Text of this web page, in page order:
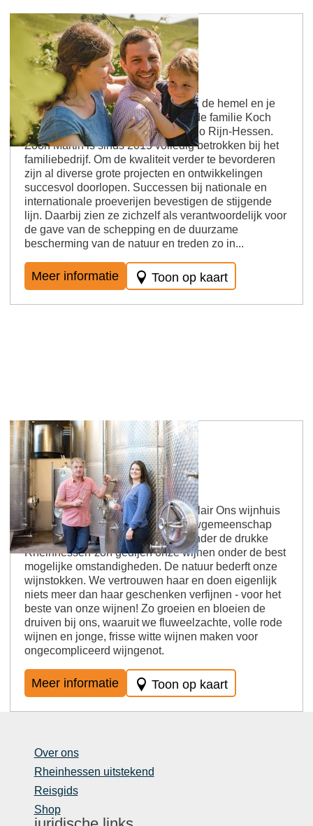
Abthof wijnmakerij
Wijnmakerij Abthof - met je hoofd in de hemel en je
voeten op aarde De ABTHOF van de familie Koch
bevindt zich in Hahnheim in de regio Rijn-Hessen.
Zoon Martin is sinds 2015 volledig betrokken bij het
familiebedrijf. Om de kwaliteit verder te bevorderen
zijn al diverse grote projecten en ontwikkelingen
succesvol doorlopen. Successen bij nationale en
internationale proeverijen bevestigen de stijgende
lijn. Daarbij zien ze zichzelf als verantwoordelijk voor
de gave van de schepping en de duurzame
bescherming van de natuur en treden zo in...
Meer informatie Toon op kaart
Antweiler-wijnmakerij
Het wijnhuis met een persoonlijke flair Ons wijnhuis
bevindt zich midden in de wijnbouwgemeenschap
Volxheim. Op glooiende heuvels onder de drukke
Rheinhessen-zon gedijen onze wijnen onder de best
mogelijke omstandigheden. De natuur bederft onze
wijnstokken. We vertrouwen haar en doen eigenlijk
niets meer dan haar geschenken verfijnen - voor het
beste van onze wijnen! Zo groeien en bloeien de
druiven bij ons, waaruit we fluweelzachte, volle rode
wijnen en jonge, frisse witte wijnen maken voor
ongecompliceerd wijngenot.
Meer informatie Toon op kaart
Over ons
Rheinhessen uitstekend
Reisgids
Shop